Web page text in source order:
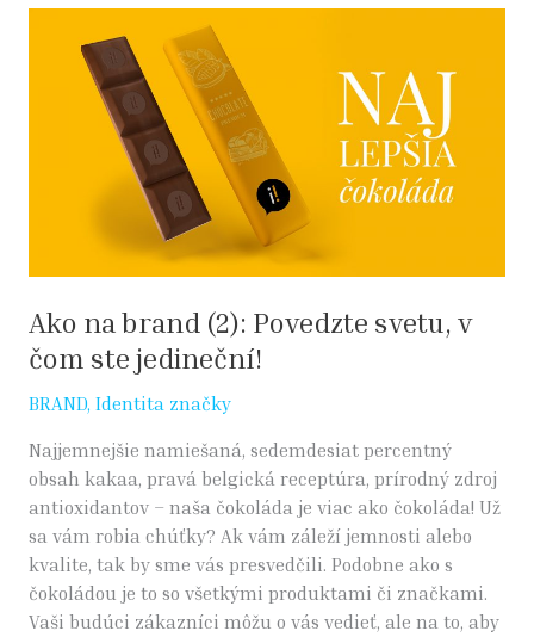
Ako na brand (2): Povedzte svetu, v
čom ste jedineční!
BRAND, Identita značky
Najjemnejšie namiešaná, sedemdesiat percentný
obsah kakaa, pravá belgická receptúra, prírodný zdroj
antioxidantov – naša čokoláda je viac ako čokoláda! Už
sa vám robia chúťky? Ak vám záleží jemnosti alebo
kvalite, tak by sme vás presvedčili. Podobne ako s
čokoládou je to so všetkými produktami či značkami.
Vaši budúci zákazníci môžu o vás vedieť, ale na to, aby
jedineční!